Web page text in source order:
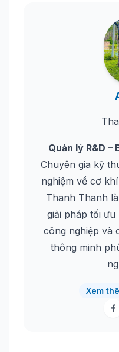
Quản lý R&D –
Chuyên gia kỹ
nghiệm về cơ
Thanh Thanh
giải pháp tối
công nghiệp và
thông minh
Xem